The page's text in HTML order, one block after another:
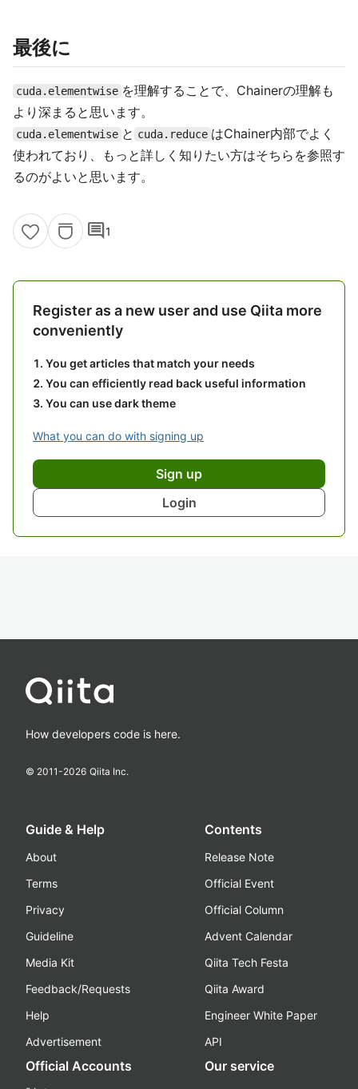
最後に
cuda.elementwise を理解することで、Chainerの理解も
より深まると思います。
cuda.elementwise と cuda.reduce はChainer内部でよく
使われており、もっと詳しく知りたい方はそちらを参照す
るのがよいと思います。
comment1
Register as a new user and use Qiita more
conveniently
You get articles that match your needs
You can efficiently read back useful information
You can use dark theme
What you can do with signing up
Sign up
Login
How developers code is here.
© 2011-2026 Qiita Inc.
Guide & Help
About
Terms
Privacy
Guideline
Media Kit
Feedback/Requests
Help
Advertisement
Contents
Release Note
Official Event
Official Column
Advent Calendar
Qiita Tech Festa
Qiita Award
Engineer White Paper
API
Official Accounts Our service